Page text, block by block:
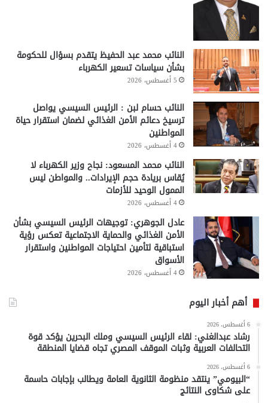
النائب محمد عبد الحفيظ يتقدم بسؤال للحكومة
بشأن سياسات تسعير الكهرباء
5 أغسطس، 2026
النائب حسام لبن : الرئيس السيسي يواصل
ترسيخ دعائم الأمن الغذائي لضمان استقرار حياة
المواطنين
4 أغسطس، 2026
النائب محمد المسعود: نجاح وزير الكهرباء لا
يُقاس بريادة حجم الإيرادات.. والمواطن ليس
الممول الوحيد للأزمات
4 أغسطس، 2026
عادل الجوهري: توجيهات الرئيس السيسي بشأن
الأمن الغذائي والحماية الاجتماعية تعكس رؤية
استباقية لتأمين احتياجات المواطنين واستقرار
الأسواق
4 أغسطس، 2026
أهم أخبار اليوم
6 أغسطس، 2026
رشاد عبدالغني: لقاء الرئيس السيسي وملك البحرين يؤكد قوة
التحالفات العربية وثبات الموقف المصري تجاه قضايا المنطقة
6 أغسطس، 2026
“البيومي” ينتقد منظومة الثانوية العامة ويطالب بإجابات حاسمة
على شكاوى النتائج